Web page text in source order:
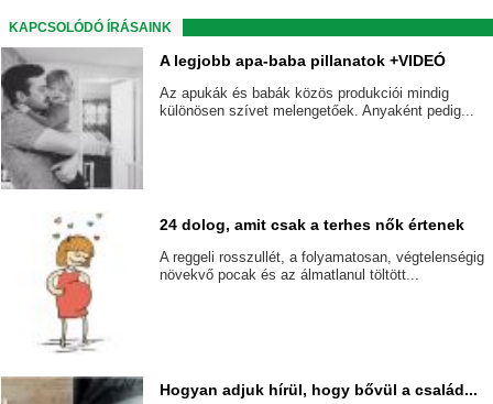
KAPCSOLÓDÓ ÍRÁSAINK
A legjobb apa-baba pillanatok +VIDEÓ
Az apukák és babák közös produkciói mindig
különösen szívet melengetőek. Anyaként pedig...
24 dolog, amit csak a terhes nők értenek
A reggeli rosszullét, a folyamatosan, végtelenségig
növekvő pocak és az álmatlanul töltött...
Hogyan adjuk hírül, hogy bővül a család...